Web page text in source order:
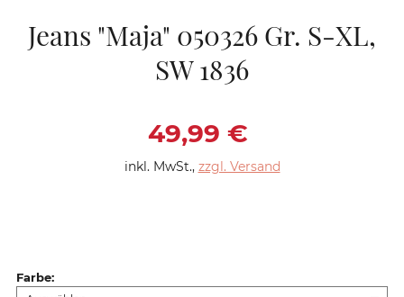
Jeans "Maja" 050326 Gr. S-XL,
SW 1836
Verkaufspreis:
49,99 €
inkl. MwSt., zzgl. Versand
Farbe: